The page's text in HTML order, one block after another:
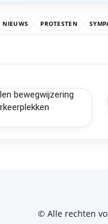
NIEUWS PROTESTEN
bewegwijzering
© Alle rechten